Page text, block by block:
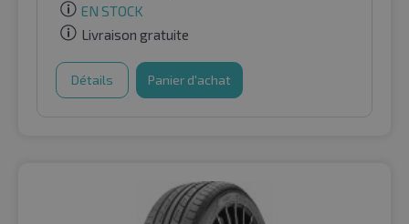
EN STOCK
Livraison gratuite
Détails Panier d'achat